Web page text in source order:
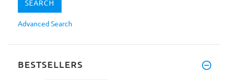
Advanced Search
BESTSELLERS